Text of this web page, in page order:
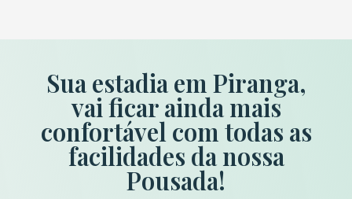
Sua estadia em Piranga,
vai ficar ainda mais
confortável com todas as
facilidades da nossa
Pousada!